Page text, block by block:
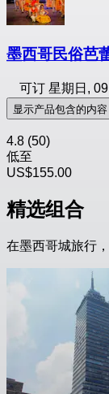
墨西哥民俗芭
可订 星期日, 09
显示产品包含的内容
4.8 (50)
低至
US$155.00
精选组合
在墨西哥城旅行